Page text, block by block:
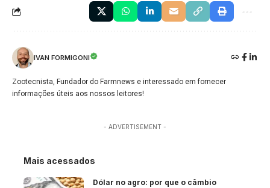
IVAN FORMIGONI
Zootecnista, Fundador do Farmnews e interessado em fornecer
informações úteis aos nossos leitores!
- ADVERTISEMENT -
Mais acessados
Dólar no agro: por que o câmbio